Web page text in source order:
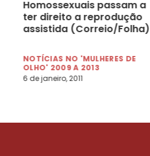
Homossexuais passam a
ter direito a reprodução
assistida (Correio/Folha)
NOTÍCIAS NO 'MULHERES DE
OLHO' 2009 A 2013
6 de janeiro, 2011